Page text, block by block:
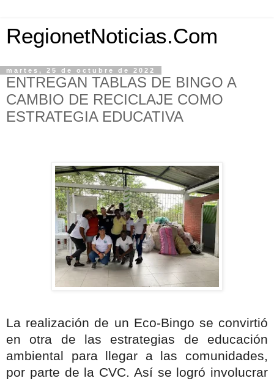
RegionetNoticias.Com
martes, 25 de octubre de 2022
ENTREGAN TABLAS DE BINGO A
CAMBIO DE RECICLAJE COMO
ESTRATEGIA EDUCATIVA
La realización de un Eco-Bingo se convirtió
en otra de las estrategias de educación
ambiental para llegar a las comunidades,
por parte de la CVC. Así se logró involucrar